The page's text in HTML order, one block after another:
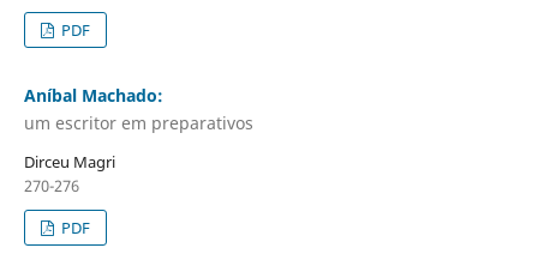
PDF
Aníbal Machado:
um escritor em preparativos
Dirceu Magri
270-276
PDF